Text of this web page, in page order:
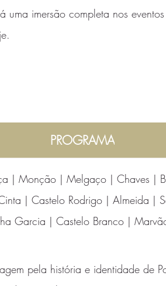
uma imersão completa nos
PROGRAMA
| Monção | Melgaço | Chaves |
| Castelo Rodrigo | Almeida |
Garcia | Castelo Branco |
pela história e identidade de